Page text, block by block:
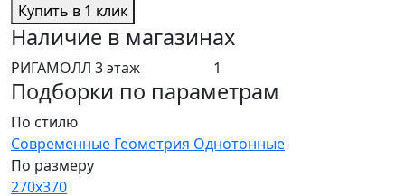
Купить в 1 клик
Наличие в магазинах
РИГАМОЛЛ 3 этаж 1
Подборки по параметрам
По стилю
Современные Геометрия Однотонные
По размеру
270x370